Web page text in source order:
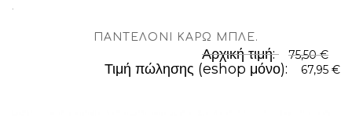
.
ΠΑΝΤΕΛΌΝΙ ΚΑΡΏ ΜΠΛΈ.
Αρχική τιμή: 75,50 €
Τιμή πώλησης (eshop μόνο): 67,95 €